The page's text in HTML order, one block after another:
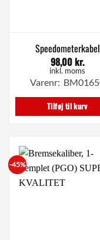
Speedometerkabel
98,00kr.
inkl. moms
Varenr:
Tilføj til kurv
-45%